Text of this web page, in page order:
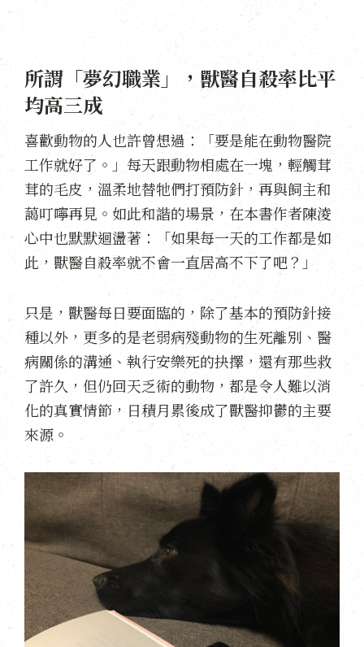
所謂「夢幻職業」，獸醫自殺率比平
均高三成
喜歡動物的人也許曾想過：「要是能在動物醫院
工作就好了。」每天跟動物相處在一塊，輕觸茸
茸的毛皮，溫柔地替牠們打預防針，再與飼主和
藹叮嚀再見。如此和諧的場景，在本書作者陳淩
心中也默默迴盪著：「如果每一天的工作都是如
此，獸醫自殺率就不會一直居高不下了吧？」
只是，獸醫每日要面臨的，除了基本的預防針接
種以外，更多的是老弱病殘動物的生死離別、醫
病關係的溝通、執行安樂死的抉擇，還有那些救
了許久，但仍回天乏術的動物，都是令人難以消
化的真實情節，日積月累後成了獸醫抑鬱的主要
來源。